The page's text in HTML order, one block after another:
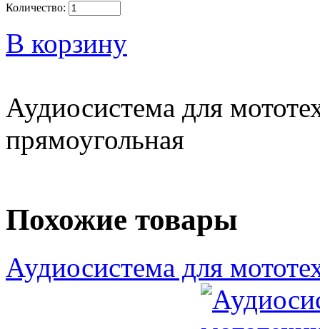
Количество:
В корзину
Аудиосистема для
прямоугольная
Похожие товары
Аудиосистема для